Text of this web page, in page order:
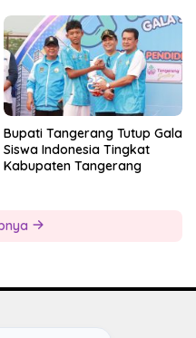
Kesiapan Panitia
Bupati Tangerang Tutup Gala
Siswa Indonesia Tingkat
Kabupaten Tangerang